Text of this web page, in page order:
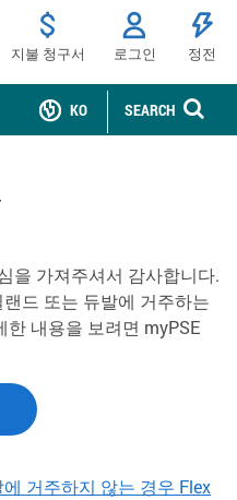
지불 청구서 로그인 정전
SEARCH
KO
을 가져주셔서 감사합니다.
드 또는 듀발에 거주하는
한 내용을 보려면 myPSE
거주하지 않는 경우 Flex